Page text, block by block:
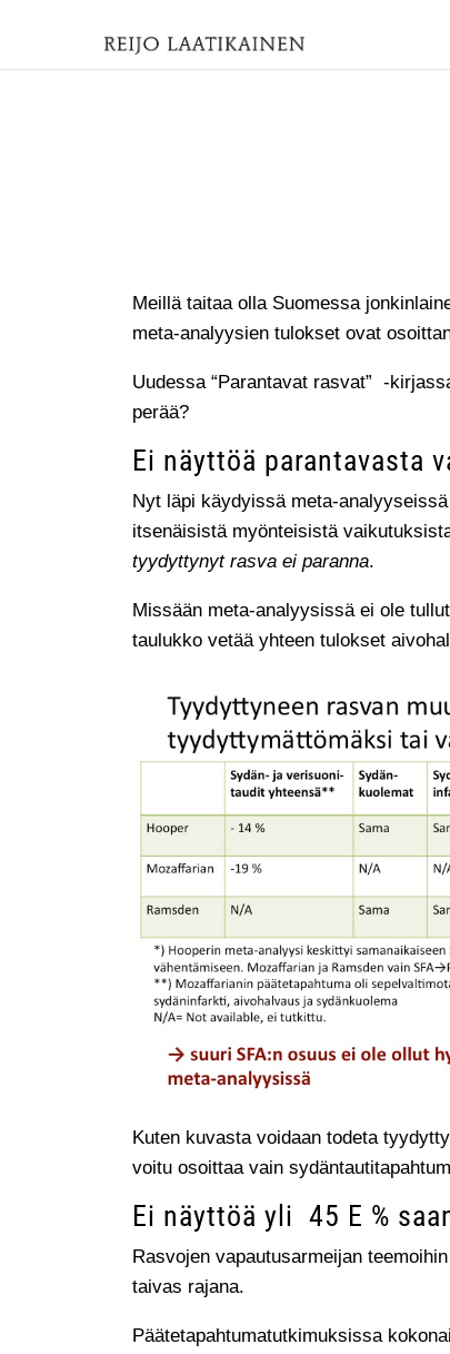
Meillä taitaa olla Suomessa
meta-analyysien tulokset ovat
Uudessa “Parantavat rasvat” -
perää?
Ei näyttöä parantavasta
Nyt läpi käydyissä meta-
itsenäisistä myönteisistä
tyydyttynyt rasva ei paranna.
Missään meta-analyysissä ei ole
taulukko vetää yhteen tulokset
Kuten kuvasta voidaan todeta
voitu osoittaa vain
Ei näyttöä yli 45 E %
Rasvojen vapautusarmeijan
taivas rajana.
Päätetapahtumatutkimuksissa